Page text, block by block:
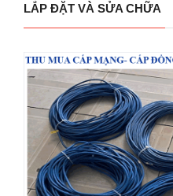
LẮP ĐẶT VÀ SỬA CHỮA